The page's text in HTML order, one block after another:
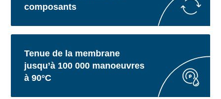
composants
Tenue de la membrane
jusqu’à 100 000 manoeuvres
à 90°C